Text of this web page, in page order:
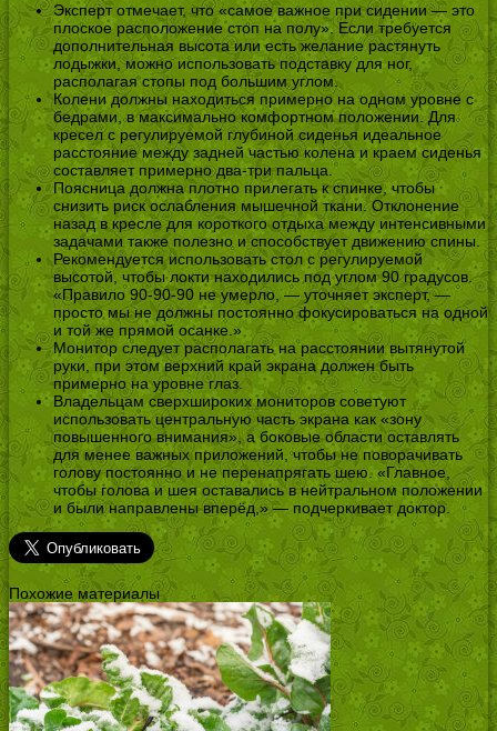
Эксперт отмечает, что «самое важное при сидении — это
плоское расположение стоп на полу». Если требуется
дополнительная высота или есть желание растянуть
лодыжки, можно использовать подставку для ног,
располагая стопы под большим углом.
Колени должны находиться примерно на одном уровне с
бедрами, в максимально комфортном положении. Для
кресел с регулируемой глубиной сиденья идеальное
расстояние между задней частью колена и краем сиденья
составляет примерно два-три пальца.
Поясница должна плотно прилегать к спинке, чтобы
снизить риск ослабления мышечной ткани. Отклонение
назад в кресле для короткого отдыха между интенсивными
задачами также полезно и способствует движению спины.
Рекомендуется использовать стол с регулируемой
высотой, чтобы локти находились под углом 90 градусов.
«Правило 90-90-90 не умерло, — уточняет эксперт, —
просто мы не должны постоянно фокусироваться на одной
и той же прямой осанке.»
Монитор следует располагать на расстоянии вытянутой
руки, при этом верхний край экрана должен быть
примерно на уровне глаз.
Владельцам сверхшироких мониторов советуют
использовать центральную часть экрана как «зону
повышенного внимания», а боковые области оставлять
для менее важных приложений, чтобы не поворачивать
голову постоянно и не перенапрягать шею. «Главное,
чтобы голова и шея оставались в нейтральном положении
и были направлены вперёд,» — подчеркивает доктор.
Похожие материалы